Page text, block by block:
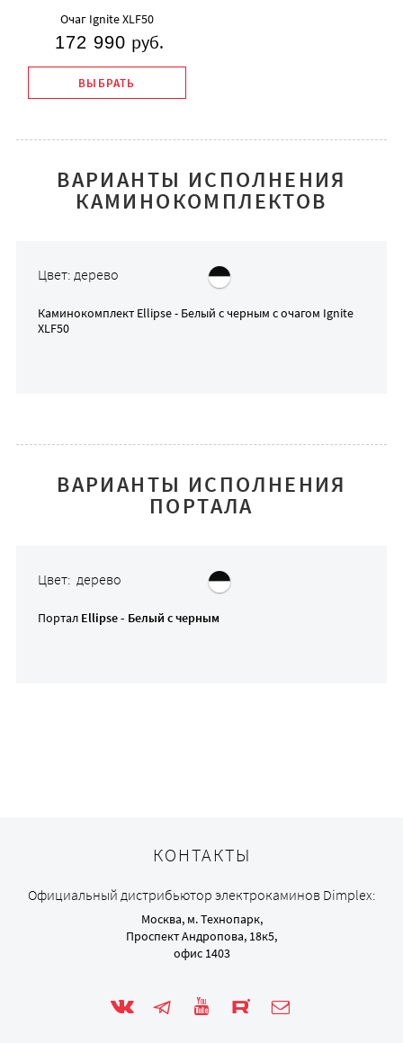
Очаг Ignite XLF50
172 990 руб.
ВЫБРАТЬ
ВАРИАНТЫ ИСПОЛНЕНИЯ
КАМИНОКОМПЛЕКТОВ
Цвет: дерево
Каминокомплект Ellipse - Белый с черным с очагом Ignite
XLF50
ВАРИАНТЫ ИСПОЛНЕНИЯ
ПОРТАЛА
Цвет: дерево
Портал Ellipse - Белый с черным
КОНТАКТЫ
Официальный дистрибьютор электрокаминов Dimplex:
Москва, м. Технопарк,
Проспект Андропова, 18к5,
офис 1403